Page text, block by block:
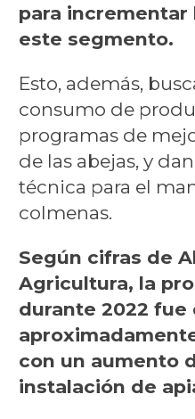
para
este segmento.
Esto, además,
consumo de
programas de
de las abejas, y
técnica para el
colmenas.
Según cifras de
Agricultura, la
durante 2022 fue
con un aumento
instalación de